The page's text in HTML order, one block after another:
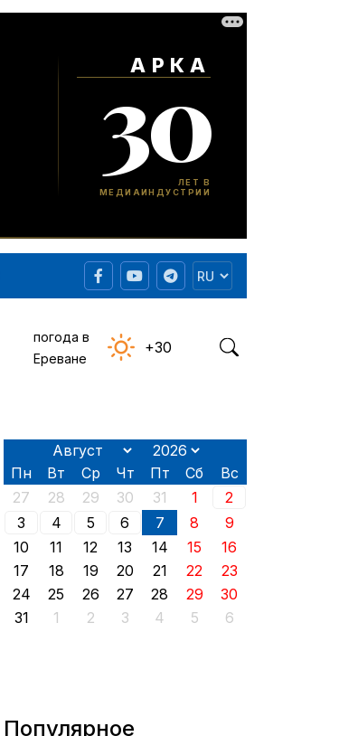
погода в
Ереване
+30
Пн Вт Ср Чт Пт Сб
Вс
27
28 29 30 31 1
2
3
4 5 6 7 8
9
10
11 12 13 14 15
16
17
18 19 20 21 22
23
24
25 26 27 28 29
30
31
1 2 3 4 5 6
Популярное